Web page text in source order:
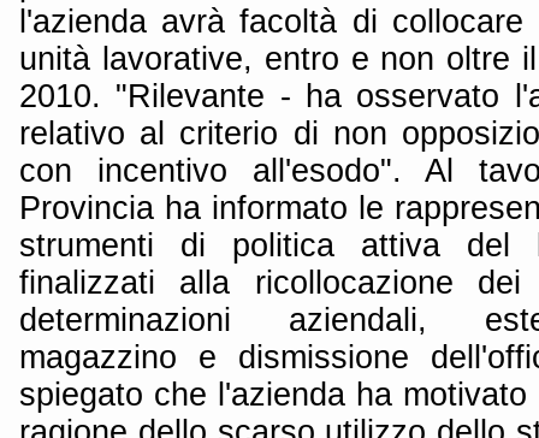
l'azienda avrà facoltà di
unità lavorative, entro e non oltre
2010. "Rilevante - ha osservato
relativo al criterio di non
con incentivo all'esodo". Al
Provincia ha informato le
strumenti di politica attiva del
finalizzati alla ricollocazione
determinazioni aziendali,
magazzino e dismissione
spiegato che l'azienda ha